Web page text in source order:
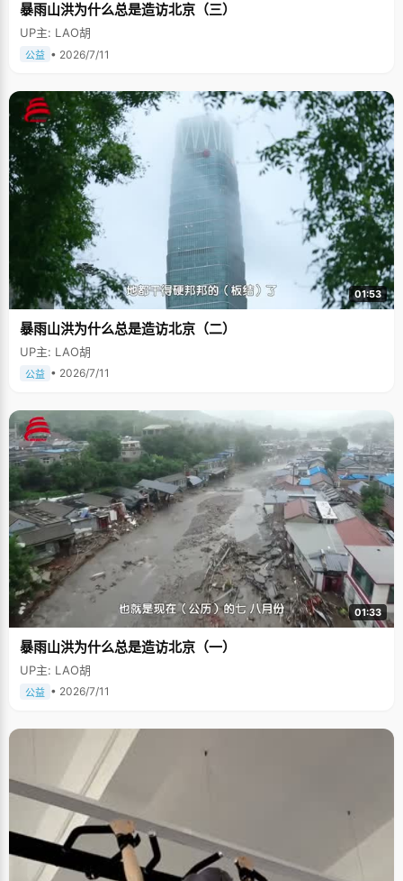
暴雨山洪为什么总是造访北京（三）
UP主: LAO胡
公益 • 2026/7/11
01:53
暴雨山洪为什么总是造访北京（二）
UP主: LAO胡
公益 • 2026/7/11
01:33
暴雨山洪为什么总是造访北京（一）
UP主: LAO胡
公益 • 2026/7/11